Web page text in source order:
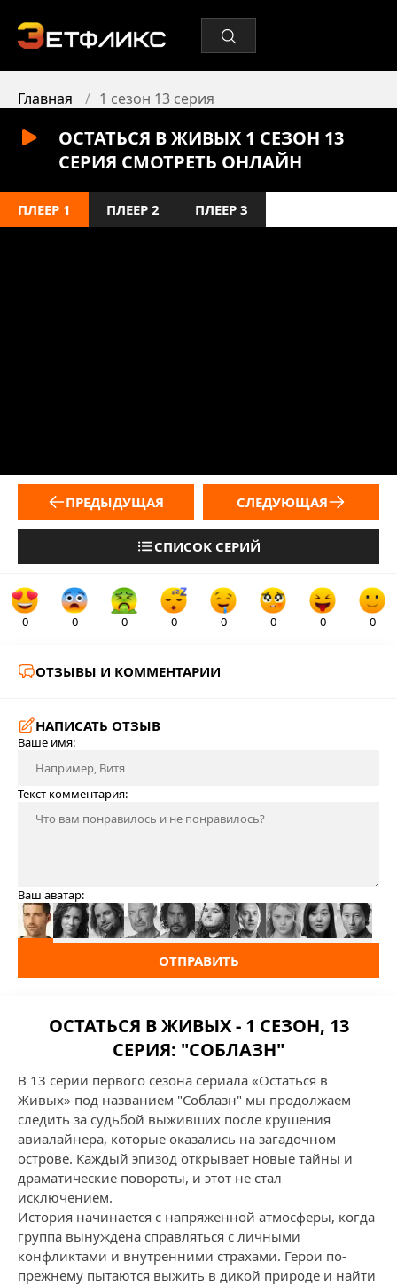
Главная 1 сезон 13 серия
ОСТАТЬСЯ В ЖИВЫХ 1 СЕЗОН 13
СЕРИЯ СМОТРЕТЬ ОНЛАЙН
ПЛЕЕР 1 ПЛЕЕР 2 ПЛЕЕР 3
ПРЕДЫДУЩАЯ
СПИСОК СЕРИЙ
СЛЕДУЮЩАЯ
0 0 0 0 0 0 0 0
ОТЗЫВЫ И КОММЕНТАРИИ
НАПИСАТЬ ОТЗЫВ
Ваше имя:
Текст комментария:
Ваш аватар:
ОТПРАВИТЬ
ОСТАТЬСЯ В ЖИВЫХ - 1 СЕЗОН, 13
СЕРИЯ: "СОБЛАЗН"
В 13 серии первого сезона сериала «Остаться в
Живых» под названием "Соблазн" мы продолжаем
следить за судьбой выживших после крушения
авиалайнера, которые оказались на загадочном
острове. Каждый эпизод открывает новые тайны и
драматические повороты, и этот не стал
исключением.
История начинается с напряженной атмосферы, когда
группа вынуждена справляться с личными
конфликтами и внутренними страхами. Герои по-
прежнему пытаются выжить в дикой природе и найти